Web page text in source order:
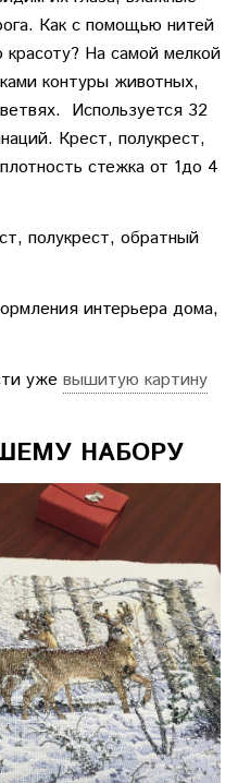
Как с помощью нитей
На самой мелкой
контуры животных,
Используется 32
Крест, полукрест,
стежка от 1до 4
полукрест, обратный
интерьера дома,
уже вышитую картину
НАБОРУ